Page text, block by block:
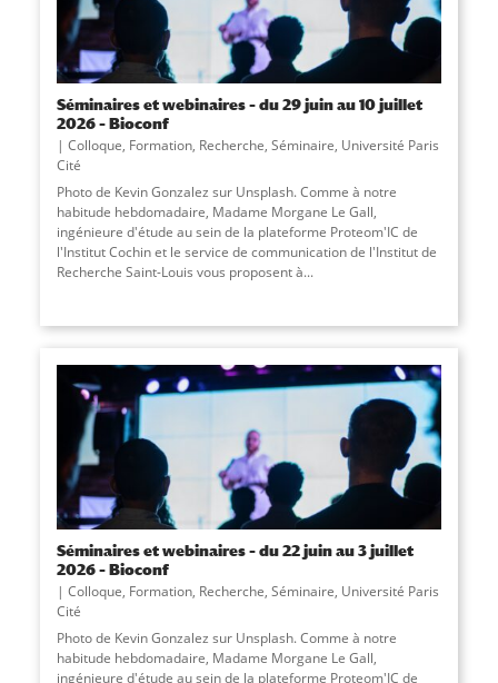
Séminaires et webinaires – du 29 juin au 10 juillet
2026 – Bioconf
Colloque, Formation, Recherche, Séminaire, Université Paris
Cité
Photo de Kevin Gonzalez sur Unsplash. Comme à notre
habitude hebdomadaire, Madame Morgane Le Gall,
ingénieure d'étude au sein de la plateforme Proteom'IC de
l'Institut Cochin et le service de communication de l'Institut de
Recherche Saint-Louis vous proposent à...
Séminaires et webinaires – du 22 juin au 3 juillet
2026 – Bioconf
Colloque, Formation, Recherche, Séminaire, Université Paris
Cité
Photo de Kevin Gonzalez sur Unsplash. Comme à notre
habitude hebdomadaire, Madame Morgane Le Gall,
ingénieure d'étude au sein de la plateforme Proteom'IC de